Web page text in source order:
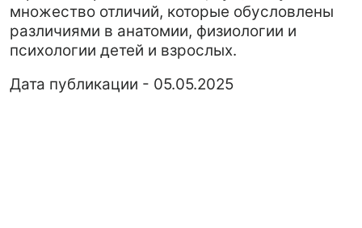
Дата публикации - 05.05.2025